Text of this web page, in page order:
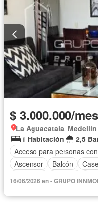
$ 3.000.000/mes
La Aguacatala, Medellín
1 Habitación
2,5
Acceso para personas
Ascensor
Balcón
Cocina amoblada
16/06/2026 en - GRUPO